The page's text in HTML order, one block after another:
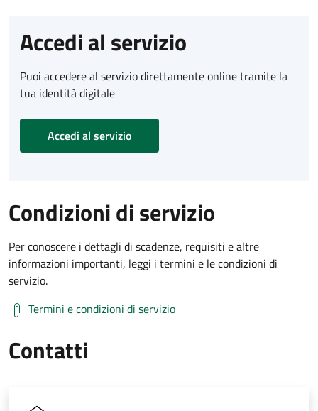
Accedi al servizio
Puoi accedere al servizio direttamente online tramite la
tua identità digitale
Accedi al servizio
Condizioni di servizio
Per conoscere i dettagli di scadenze, requisiti e altre
informazioni importanti, leggi i termini e le condizioni di
servizio.
Termini e condizioni di servizio
Contatti